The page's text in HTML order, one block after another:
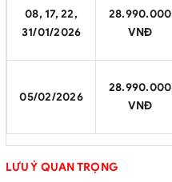
08, 17, 22,
31/01/2026
28.990.000
VNĐ
05/02/2026
28.990.000
VNĐ
LƯU Ý QUAN TRỌNG